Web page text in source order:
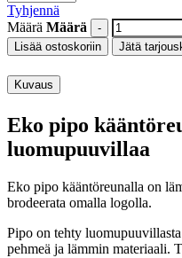
Tyhjennä
Määrä Määrä
Lisää ostoskoriin Jätä
Kuvaus
Eko pipo
luomupuuvillaa
Eko pipo kääntöreunalla on
brodeerata omalla logolla.
Pipo on tehty
pehmeä ja lämmin materiaali.